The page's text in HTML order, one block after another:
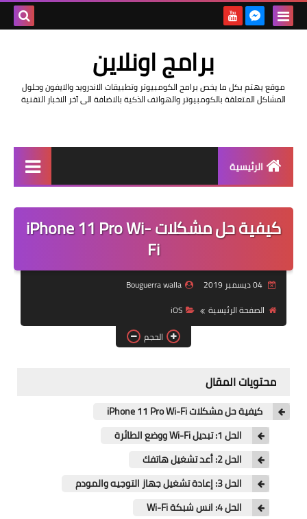
برامج اونلاين
موقع يهتم بكل ما يخص برامج الكومبيوتر وتطبيقات الاندرويد والايفون وحلول
المشاكل المتعلقة بالكومبيوتر والهواتف الذكية بالاضافة الى آخر الاخبار التقنية
الرئيسية
مراجعات
اندرويد
ويندوز
الربح من الانترنت
كيفية حل مشكلات iPhone 11 Pro Wi-
Fi
04 ديسمبر 2019
Bouguerra walla
الصفحة الرئيسية
iOS
الحجم
محتويات المقال
كيفية حل مشكلات iPhone 11 Pro Wi-Fi
الحل 1: تبديل Wi-Fi ووضع الطائرة
الحل 2: أعد تشغيل هاتفك
الحل 3: إعادة تشغيل جهاز التوجيه والمودم
الحل 4: انس شبكة Wi-Fi